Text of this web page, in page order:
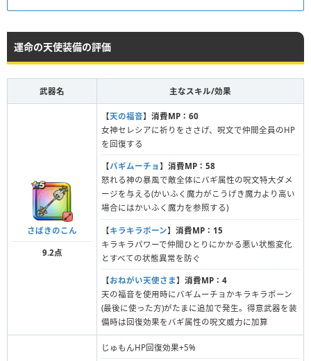
運命の天使装備の評価
武器名 主なスキル/効果
さばきのこん
9.2点
【天の福音】 消費MP：60
女神セレシアに祈りをささげ、呪文で仲間全員のHP
を回復する
【バギムーチョ 】 消費MP：58
怒れる神の暴風で敵全体にバギ属性の呪文特大ダメ
ージを与える(かいふく魔力がこうげき魔力より高い
場合にはかいふく魔力を参照する)
【キラキラポーン】 消費MP：15
キラキラパワーで仲間ひとりにかかる悪い状態変化
とすべての状態異常を防ぐ
【おねがい天使さま】 消費MP：4
天の福音を使用時にバギムーチョかキラキラポーン
(最後に使った方)がたまに追加で発生。得意武器を装
備時は回復効果をバギ属性の呪文威力に加算
じゅもんHP回復効果+5%